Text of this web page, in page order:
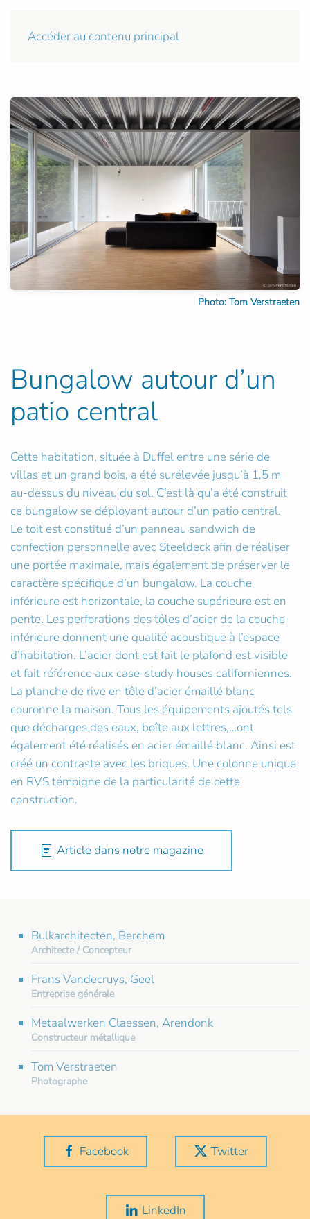
Accéder au contenu principal
Photo: Tom Verstraeten
Bungalow autour d’un
patio central
Cette habitation, située à Duffel entre une série de
villas et un grand bois, a été surélevée jusqu’à 1,5 m
au-dessus du niveau du sol. C’est là qu’a été construit
ce bungalow se déployant autour d’un patio central.
Le toit est constitué d’un panneau sandwich de
confection personnelle avec Steeldeck afin de réaliser
une portée maximale, mais également de préserver le
caractère spécifique d’un bungalow. La couche
inférieure est horizontale, la couche supérieure est en
pente. Les perforations des tôles d’acier de la couche
inférieure donnent une qualité acoustique à l’espace
d’habitation. L’acier dont est fait le plafond est visible
et fait référence aux case-study houses californiennes.
La planche de rive en tôle d’acier émaillé blanc
couronne la maison. Tous les équipements ajoutés tels
que décharges des eaux, boîte aux lettres,…ont
également été réalisés en acier émaillé blanc. Ainsi est
créé un contraste avec les briques. Une colonne unique
en RVS témoigne de la particularité de cette
construction.
Article dans notre magazine
Bulkarchitecten, Berchem
Architecte / Concepteur
Frans Vandecruys, Geel
Entreprise générale
Metaalwerken Claessen, Arendonk
Constructeur métallique
Tom Verstraeten
Photographe
Facebook Twitter
LinkedIn